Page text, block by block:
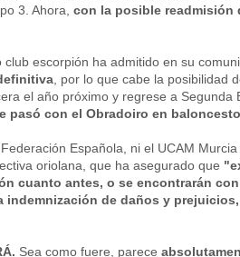
3. Ahora, con la posible readmisión
club escorpión ha admitido en su
, por lo que cabe la posibilidad
el año próximo y regrese a Segunda
pasó con el Obradoiro en
Española, ni el UCAM
oriolana, que ha asegurado que
cuanto antes, o se encontrarán
indemnización de daños y
Sea como fuere, parece